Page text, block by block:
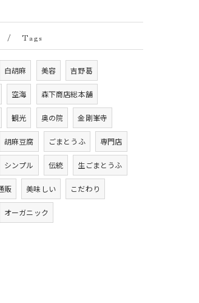
Tags
白胡麻 美容 吉野葛
空海 森下商店総本舗
観光 奥の院 金剛峯寺
胡麻豆腐 ごまとうふ 専門店
シンプル 伝統 生ごまとうふ
販 美味しい こだわり
オーガニック